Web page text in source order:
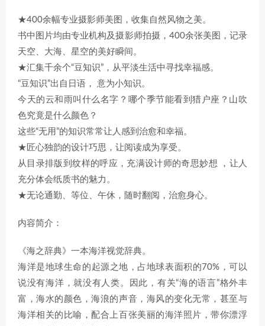
★400余幅专业摄影师美图，收集自然风物之美。
书中图片均由专业机构及摄影师拍摄，400余张美图，记录
天空、大海、星空的美好瞬间。
★汇集千余个“豆知识”，从平淡生活中寻找幸福感。
“豆知识”出自日语， 意为小知识。
今天的云和雨叫什么名字？哪个季节能看到猎户座？山吹
色究竟是什么颜色？
这些“无用”的知识常常让人感到治愈和幸福。
★匠心独韵的设计巧思，让阅读成为享受。
从目录排版到纹样的呼应，充满设计师的奇思妙想 ，让人
充分体会纸质书的魅力。
★无论通勤、等位、午休，随时翻阅，治愈身心。
内容简介：
《海之辞典》一本海洋视觉辞典。
海洋是地球生命的起源之地，占地球表面积的70%，可以
说没有海洋，就没有人类。因此，有关“海的语言”格外丰
富，海水的颜色，海浪的声音，海风的变化无常，甚至与
海洋相关的比喻，配合上百张美丽的海洋照片，带你漂浮